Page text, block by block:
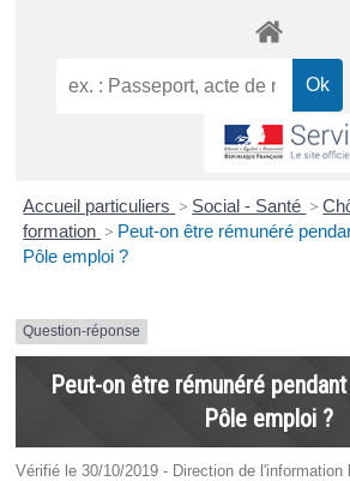
Accueil particuliers > Social - Santé >
formation > Peut-on être rémunéré
Pôle emploi ?
Question-réponse
Peut-on être rémunéré
Pôle emploi ?
Vérifié le 30/10/2019 - Direction de